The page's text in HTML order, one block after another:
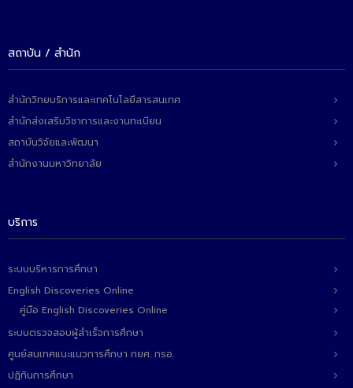
สถาบัน / สำนัก
สำนักวิทยบริการและเทคโนโลยีสารสนเทศ
สำนักส่งเสริมวิชาการและงานทะเบียน
สถาบันวิจัยและพัฒนา
สำนักงานมหาวิทยาลัย
บริการ
ระบบบริหารการศึกษา
English Discoveries Online
คู่มือ English Discoveries Online
ระบบตรวจสอบผู้สำเร็จการศึกษา
ศูนย์สนเทศแนะแนวการศึกษา กยศ. กรอ.
ปฏิทินการศึกษา